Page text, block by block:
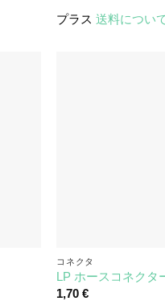
プラス送料につい
コネクタ
LP ホースコネクタ
1,70€